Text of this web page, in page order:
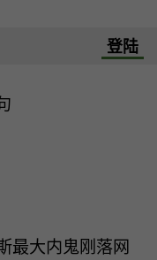
登陆
最大内鬼刚落网